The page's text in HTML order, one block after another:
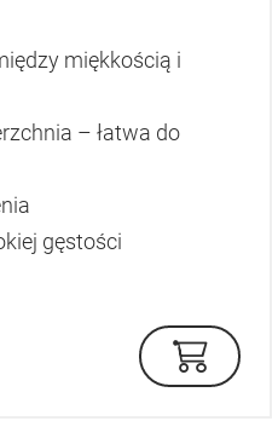
miękkością i
– łatwa do
gęstości